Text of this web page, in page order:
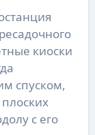
киоски
спуском,
с его